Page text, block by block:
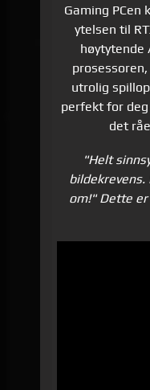
Gaming PCen
ytelsen til
høytytende
utrolig
perfekt for
det
"Helt
bildekrevens.
om!" Dette er